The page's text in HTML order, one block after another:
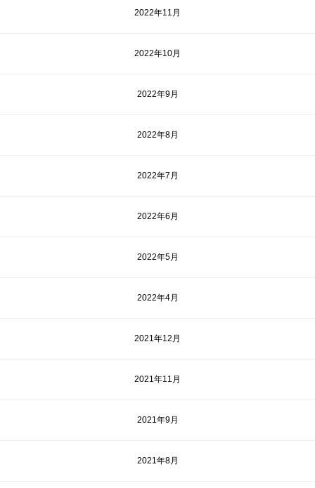
2022年11月
2022年10月
2022年9月
2022年8月
2022年7月
2022年6月
2022年5月
2022年4月
2021年12月
2021年11月
2021年9月
2021年8月